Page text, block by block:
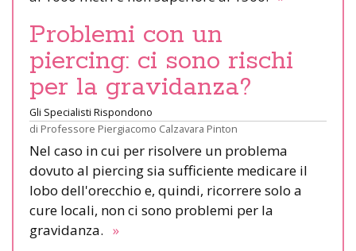
Problemi con un
piercing: ci sono rischi
per la gravidanza?
Gli Specialisti Rispondono
di Professore Piergiacomo Calzavara Pinton
Nel caso in cui per risolvere un problema
dovuto al piercing sia sufficiente medicare il
lobo dell'orecchio e, quindi, ricorrere solo a
cure locali, non ci sono problemi per la
gravidanza. »